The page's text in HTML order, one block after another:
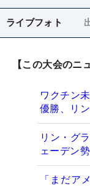
ライブフォト
【この大会のニ
ワクチン
優勝、リ
リン・グ
ェーデン
「まだ